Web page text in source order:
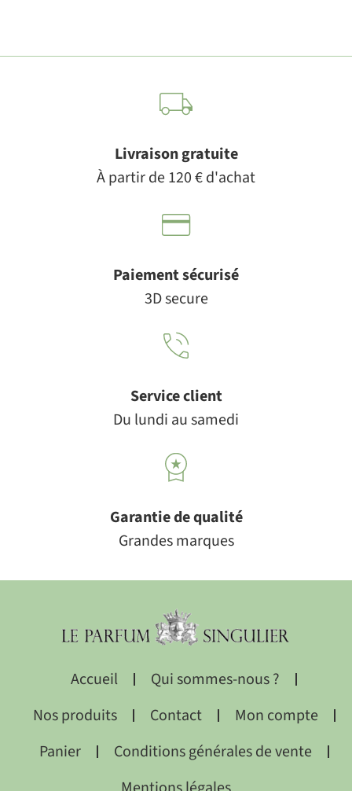
Livraison gratuite
À partir de 120 € d'achat
Paiement sécurisé
3D secure
Service client
Du lundi au samedi
Garantie de qualité
Grandes marques
Accueil
Qui sommes-nous ?
Nos produits
Contact
Mon compte
Panier
Conditions générales de vente